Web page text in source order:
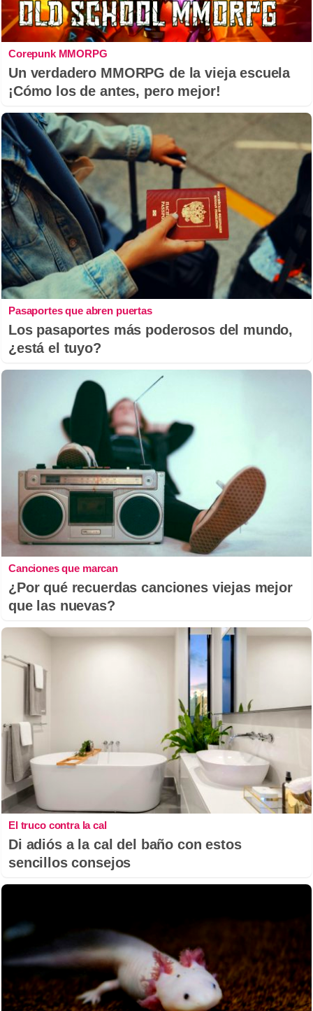
Corepunk MMORPG
Un verdadero MMORPG de la vieja escuela
¡Cómo los de antes, pero mejor!
Pasaportes que abren puertas
Los pasaportes más poderosos del mundo,
¿está el tuyo?
Canciones que marcan
¿Por qué recuerdas canciones viejas mejor
que las nuevas?
El truco contra la cal
Di adiós a la cal del baño con estos
sencillos consejos